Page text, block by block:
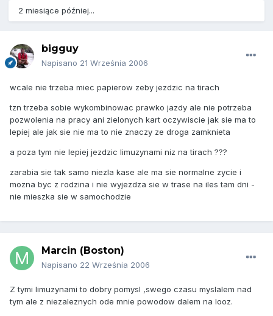
2 miesiące później...
bigguy
Napisano 21 Września 2006
wcale nie trzeba miec papierow zeby jezdzic na tirach
tzn trzeba sobie wykombinowac prawko jazdy ale nie potrzeba
pozwolenia na pracy ani zielonych kart oczywiscie jak sie ma to
lepiej ale jak sie nie ma to nie znaczy ze droga zamknieta
a poza tym nie lepiej jezdzic limuzynami niz na tirach ???
zarabia sie tak samo niezla kase ale ma sie normalne zycie i
mozna byc z rodzina i nie wyjezdza sie w trase na iles tam dni -
nie mieszka sie w samochodzie
Marcin (Boston)
Napisano 22 Września 2006
Z tymi limuzynami to dobry pomysl ,swego czasu myslalem nad
tym ale z niezaleznych ode mnie powodow dalem na looz.